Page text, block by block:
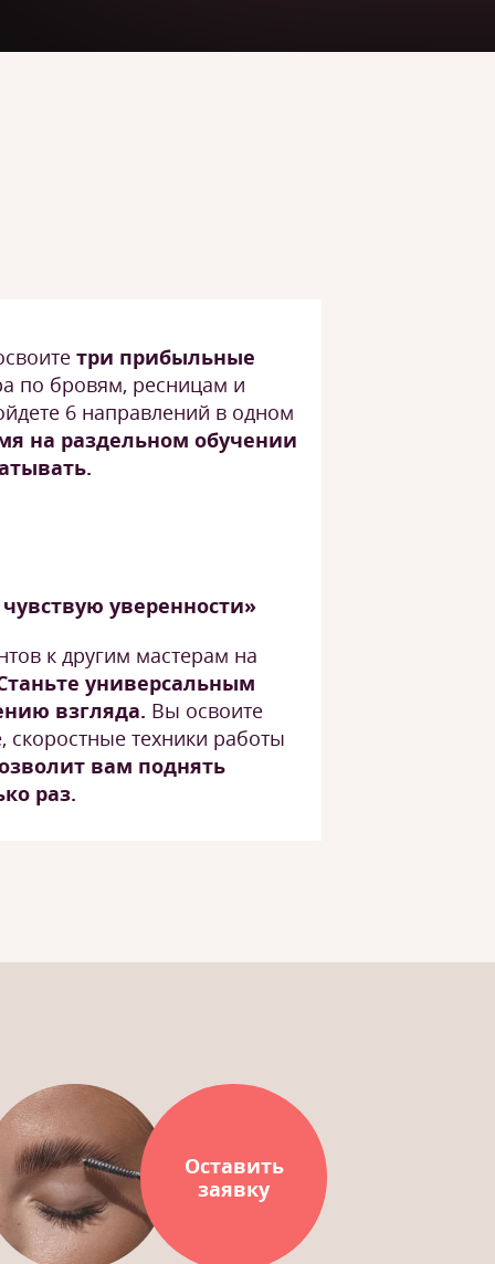
три прибыльные
по бровям, ресницам и
6 направлений в одном
на раздельном обучении
уверенности»
к другим мастерам на
универсальным
взгляда. Вы освоите
техники работы
вам поднять
раз.
Оставить
заявку